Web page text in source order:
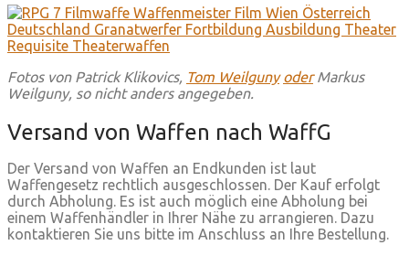
Fotos von Patrick Klikovics, Tom Weilguny oderMarkus
Weilguny, so nicht anders angegeben.
Versand von Waffen nach WaffG
Der Versand von Waffen an Endkunden ist laut
Waffengesetz rechtlich ausgeschlossen. Der Kauf erfolgt
durch Abholung. Es ist auch möglich eine Abholung bei
einem Waffenhändler in Ihrer Nähe zu arrangieren. Dazu
kontaktieren Sie uns bitte im Anschluss an Ihre Bestellung.